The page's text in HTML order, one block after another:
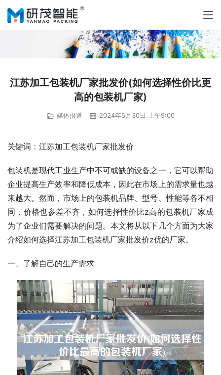
江苏加工包装机厂家批发价(如何选择性价比更
高的包装机厂家)
媒体报道 2024年5月30日 上午9:00
关键词：江苏加工包装机厂家批发价
包装机是现代工业生产中不可或缺的设备之一，它可以帮助
企业提高生产效率和降低成本，因此在市场上的需求量也越
来越大。然而，市场上的包装机品牌、型号、性能等各不相
同，价格也参差不齐，如何选择性价比z高的包装机厂家成
为了企业们需要解决的问题。本文将从以下几个方面为大家
介绍如何选择江苏加工包装机厂家批发价z优的厂家。
一、了解自己的生产需求